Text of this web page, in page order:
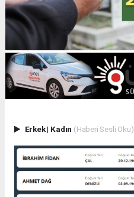
Erkek| Kadın (Haberi Sesli Oku)